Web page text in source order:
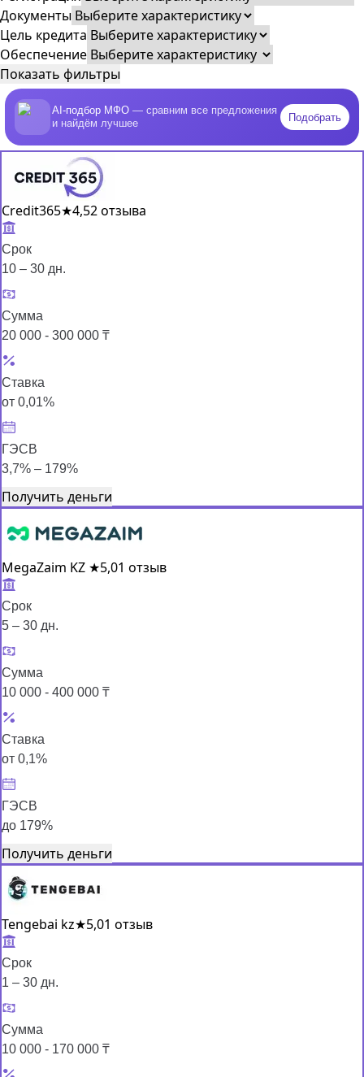
Документы
Цель кредита
Обеспечение
Показать фильтры
AI-подбор МФО — сравним все предложения
и найдём лучшее
Подобрать
Credit365★4,52 отзыва
Срок
10 – 30 дн.
Сумма
20 000 - 300 000 ₸
Ставка
от 0,01%
ГЭСВ
3,7% – 179%
Получить деньги
MegaZaim KZ ★5,01 отзыв
Срок
5 – 30 дн.
Сумма
10 000 - 400 000 ₸
Ставка
от 0,1%
ГЭСВ
до 179%
Получить деньги
Tengebai kz★5,01 отзыв
Срок
1 – 30 дн.
Сумма
10 000 - 170 000 ₸